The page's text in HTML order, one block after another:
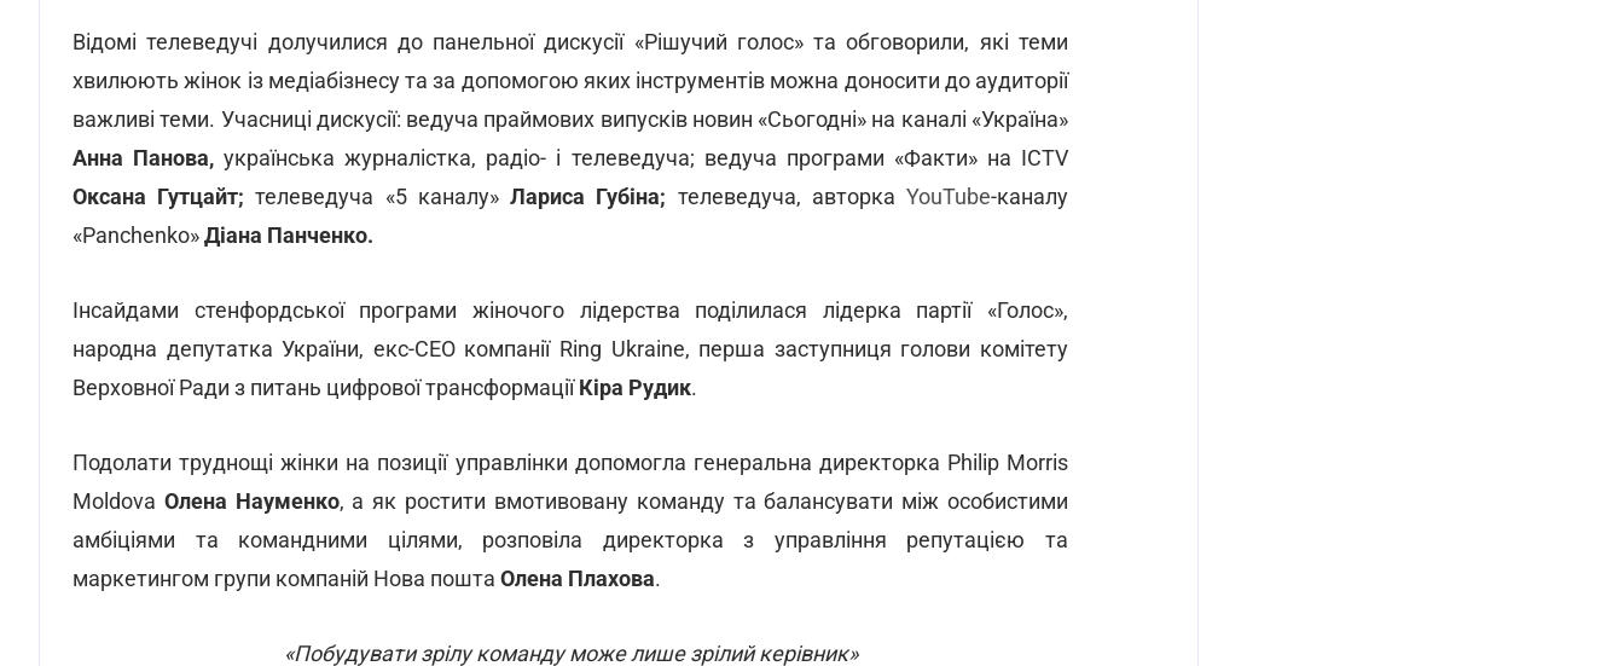
Відомі телеведучі долучилися до панельної дискусії «Рішучий голос» та обговорили, які теми
хвилюють жінок із медіабізнесу та за допомогою яких інструментів можна доносити до аудиторії
важливі теми. Учасниці дискусії: ведуча праймових випусків новин «Сьогодні» на каналі «Україна»
Анна Панова,українська журналістка, радіо- і телеведуча; ведуча програми «Факти» на ICTV
Оксана Гутцайт; телеведуча «5 каналу»Лариса Губіна; телеведуча, авторкаYouTube-каналу
«Panchenko»Діана Панченко.
Інсайдами стенфордської програми жіночого лідерства поділилася лідерка партії «Голос»,
народна депутатка України, екс-CEO компанії Ring Ukraine, перша заступниця голови комітету
Верховної Ради з питань цифрової трансформаціїКіра Рудик.
Подолати труднощі жінки на позиції управлінки допомогла генеральна директорка Philip Morris
Moldova Олена Науменко, а як ростити вмотивовану команду та балансувати між особистими
амбіціями та командними цілями, розповіла директорка з управління репутацією та
маркетингом групи компаній Нова пошта Олена Плахова.
«Побудувати зрілу команду може лише зрілий керівник»